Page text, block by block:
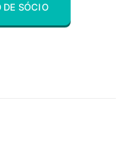
DE SÓCIO